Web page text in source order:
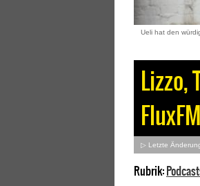
Ueli hat den
Lizzo,
▷ Letzte
Rubrik: